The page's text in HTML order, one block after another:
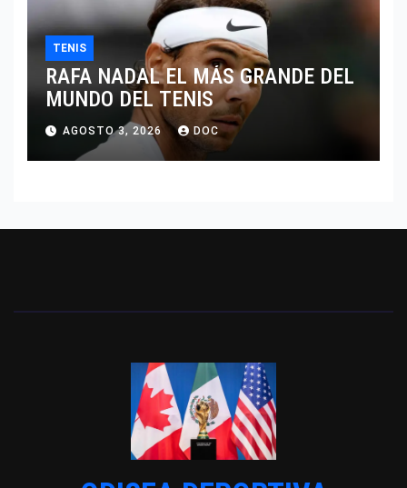
TENIS
RAFA NADAL EL MÁS GRANDE DEL
MUNDO DEL TENIS
AGOSTO 3, 2026 DOC